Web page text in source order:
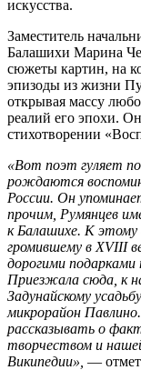
искусства.
Заместитель
Балашихи Марина
сюжеты картин, на
эпизоды из жизни
открывая массу
реалий его эпохи.
стихотворении
«Вот поэт гуляет по
рождаются
России. Он
прочим, Румянцев
к Балашихе. К этому
громившему в XVIII
дорогими
Приезжала сюда, к
Задунайскому
микрорайон
рассказывать о
творчеством и
Википедии», —